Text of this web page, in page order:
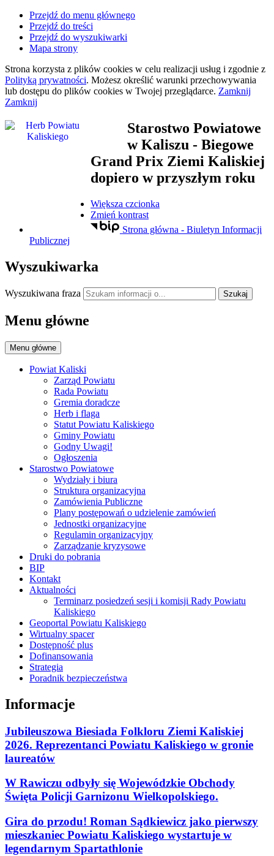
Przejdź do menu głównego
Przejdź do treści
Przejdź do wyszukiwarki
Mapa strony
Strona korzysta z plików cookies w celu realizacji usług i zgodnie z
Polityką prywatności. Możesz określić warunki przechowywania
lub dostępu do plików cookies w Twojej przeglądarce. Zamknij
Zamknij
Starostwo Powiatowe
w Kaliszu - Biegowe
Grand Prix Ziemi Kaliskiej
dopiero w przyszłym roku
Większa czcionka
Zmień kontrast
Strona główna - Biuletyn Informacji
Publicznej
Wyszukiwarka
Wyszukiwana fraza Szukaj
Menu główne
Menu główne
Powiat Kaliski
Zarząd Powiatu
Rada Powiatu
Gremia doradcze
Herb i flaga
Statut Powiatu Kaliskiego
Gminy Powiatu
Godny Uwagi!
Ogłoszenia
Starostwo Powiatowe
Wydziały i biura
Struktura organizacyjna
Zamówienia Publiczne
Plany postępowań o udzielenie zamówień
Jednostki organizacyjne
Regulamin organizacyjny
Zarządzanie kryzysowe
Druki do pobrania
BIP
Kontakt
Aktualności
Terminarz posiedzeń sesji i komisji Rady Powiatu
Kaliskiego
Geoportal Powiatu Kaliskiego
Wirtualny spacer
Dostępność plus
Dofinansowania
Strategia
Poradnik bezpieczeństwa
Informacje
Jubileuszowa Biesiada Folkloru Ziemi Kaliskiej
2026. Reprezentanci Powiatu Kaliskiego w gronie
laureatów
W Rawiczu odbyły się Wojewódzkie Obchody
Święta Policji Garnizonu Wielkopolskiego.
Gira do przodu! Roman Sądkiewicz jako pierwszy
mieszkaniec Powiatu Kaliskiego wystartuje w
legendarnym Spartathlonie